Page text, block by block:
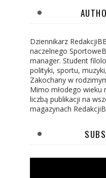
Dziennikarz
naczelnego
manager. Student
polityki, sportu,
Zakochany w
Mimo młodego wieku
liczbą publikacji na
magazynach